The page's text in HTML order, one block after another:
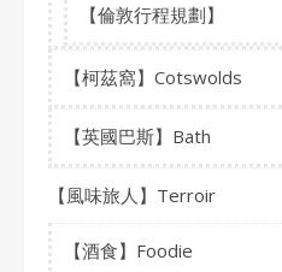
【倫敦行程規劃】
【柯茲窩】Cotswolds
【英國巴斯】Bath
【風味旅人】Terroir
【酒食】Foodie